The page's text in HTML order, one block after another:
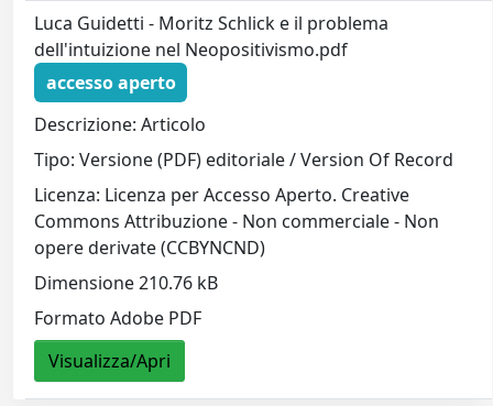
Luca Guidetti - Moritz Schlick e il problema
dell'intuizione nel Neopositivismo.pdf
accesso aperto
Descrizione: Articolo
Tipo: Versione (PDF) editoriale / Version Of Record
Licenza: Licenza per Accesso Aperto. Creative
Commons Attribuzione - Non commerciale - Non
opere derivate (CCBYNCND)
Dimensione 210.76 kB
Formato Adobe PDF
Visualizza/Apri